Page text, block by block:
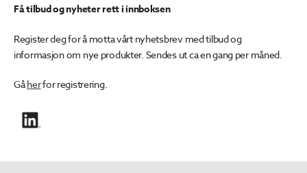
Få tilbud og nyheter rett i innboksen
Register deg for å motta vårt nyhetsbrev med tilbud og
informasjon om nye produkter. Sendes ut ca en gang per måned.
Gåherfor registrering.